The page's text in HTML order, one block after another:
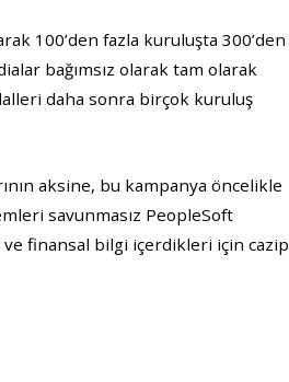
100’den fazla kuruluşta 300’den
bağımsız olarak tam olarak
daha sonra birçok kuruluş
aksine, bu kampanya öncelikle
savunmasız PeopleSoft
ve finansal bilgi içerdikleri için cazip